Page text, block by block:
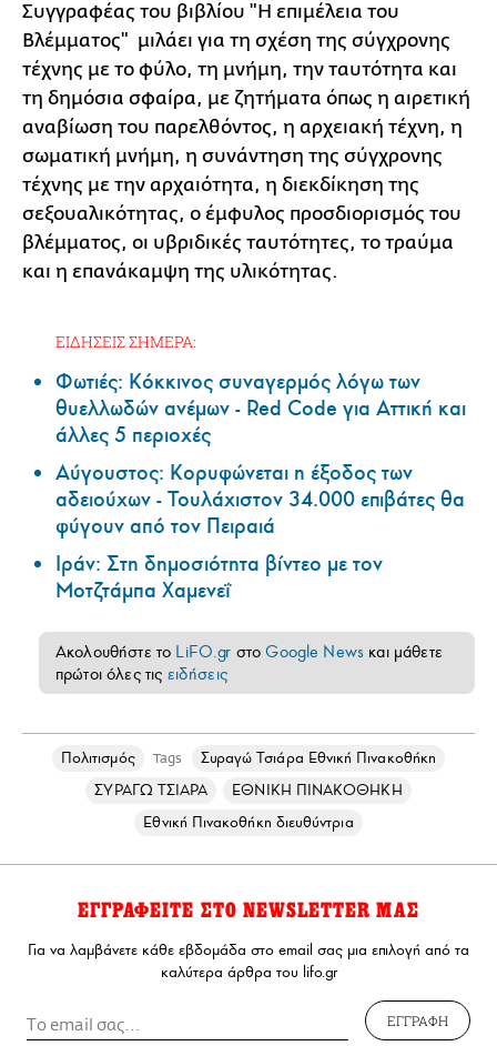
Συγγραφέας του βιβλίου "Η επιμέλεια του
Βλέμματος" μιλάει για τη σχέση της σύγχρονης
τέχνης με το φύλο, τη μνήμη, την ταυτότητα και
τη δημόσια σφαίρα, με ζητήματα όπως η αιρετική
αναβίωση του παρελθόντος, η αρχειακή τέχνη, η
σωματική μνήμη, η συνάντηση της σύγχρονης
τέχνης με την αρχαιότητα, η διεκδίκηση της
σεξουαλικότητας, ο έμφυλος προσδιορισμός του
βλέμματος, οι υβριδικές ταυτότητες, το τραύμα
και η επανάκαμψη της υλικότητας.
ΕΙΔΗΣΕΙΣ ΣΗΜΕΡΑ:
Φωτιές: Κόκκινος συναγερμός λόγω των
θυελλωδών ανέμων - Red Code για Αττική και
άλλες 5 περιοχές
Αύγουστος: Κορυφώνεται η έξοδος των
αδειούχων - Τουλάχιστον 34.000 επιβάτες θα
φύγουν από τον Πειραιά
Ιράν: Στη δημοσιότητα βίντεο με τον
Μοτζτάμπα Χαμενεΐ
Ακολουθήστε το LiFO.gr στοGoogle News και μάθετε
πρώτοι όλες τις ειδήσεις
Πολιτισμός Tags
Συραγώ Τσιάρα Εθνική Πινακοθήκη
ΣΥΡΑΓΩ ΤΣΙΑΡΑ
ΕΘΝΙΚΗ ΠΙΝΑΚΟΘΗΚΗ
Εθνική Πινακοθήκη διευθύντρια
ΕΓΓΡΑΦΕΙΤΕ ΣΤΟ NEWSLETTER ΜΑΣ
Για να λαμβάνετε κάθε εβδομάδα στο email σας μια επιλογή από τα
καλύτερα άρθρα του lifo.gr
ΕΓΓΡΑΦΗ